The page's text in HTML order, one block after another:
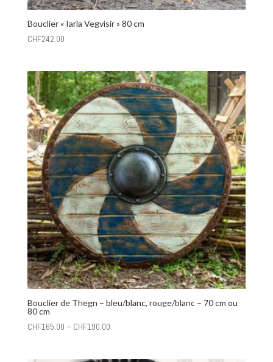
Bouclier « Iarla Vegvisir » 80 cm
CHF242.00
Bouclier de Thegn – bleu/blanc, rouge/blanc – 70 cm ou
80 cm
CHF165.00 – CHF190.00